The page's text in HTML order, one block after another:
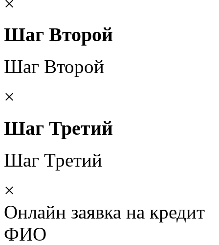
Шаг Второй
Шаг Второй
×
Шаг Третий
Шаг Третий
×
Онлайн заявка на кредит
ФИО